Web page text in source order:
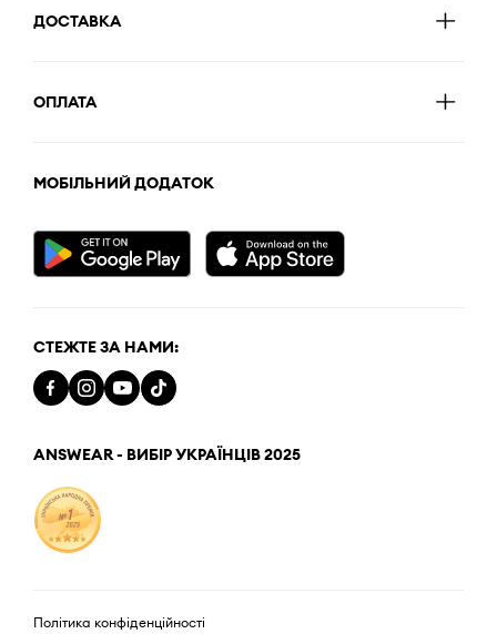
ДОСТАВКА
ОПЛАТА
МОБІЛЬНИЙ ДОДАТОК
СТЕЖТЕ ЗА НАМИ:
ANSWEAR - ВИБІР УКРАЇНЦІВ 2025
Політика конфіденційності